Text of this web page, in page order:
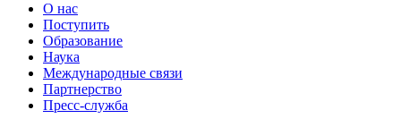
О нас
Поступить
Образование
Наука
Международные связи
Партнерство
Пресс-служба